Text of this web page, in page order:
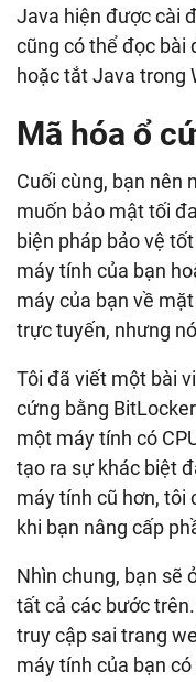
Java hiện được cài
cũng có thể đọc bài
hoặc tắt Java trong
Mã hóa ổ
Cuối cùng, bạn nên
muốn bảo mật tối
biện pháp bảo vệ
máy tính của bạn
máy của bạn về
trực tuyến, nhưng
Tôi đã viết một bài
cứng bằng
một máy tính có
tạo ra sự khác biệt
máy tính cũ hơn, tôi
khi bạn nâng cấp
Nhìn chung, bạn sẽ
tất cả các bước
truy cập sai trang
máy tính của bạn